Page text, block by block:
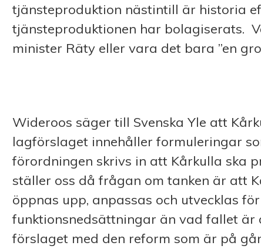
tjänsteproduktion nästintill är historia
tjänsteproduktionen har bolagiserats.
minister Räty eller vara det bara ”en
Wideroos säger till Svenska Yle att
lagförslaget innehåller formuleringar
förordningen skrivs in att Kårkulla ska
ställer oss då frågan om tanken är att
öppnas upp, anpassas och utvecklas
funktionsnedsättningar än vad fallet är
förslaget med den reform som är på